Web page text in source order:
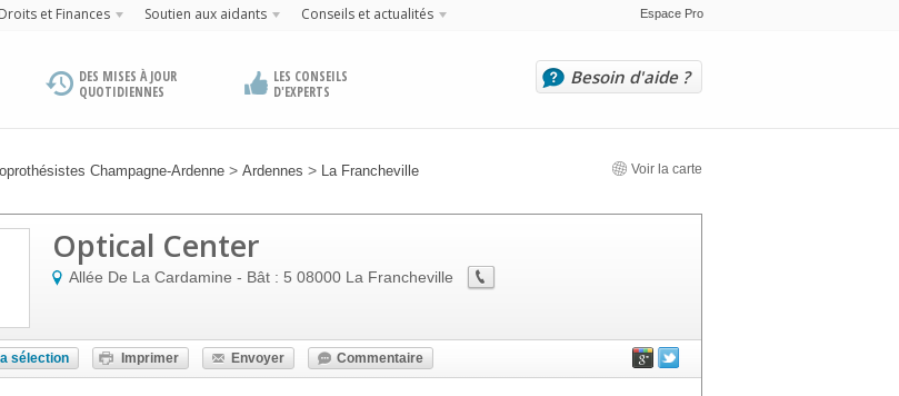
Droits et Finances Soutien aux aidants Conseils et actualités Espace Pro
DES MISES À JOUR
QUOTIDIENNES
LES CONSEILS
D'EXPERTS
Besoin d'aide ?
Champagne-Ardenne > Ardennes > La Francheville Voir la carte
Optical Center
Allée De La Cardamine - Bât : 5 08000 La Francheville
sélection Imprimer Envoyer Commentaire